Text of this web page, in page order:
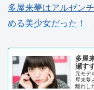
多屋来夢はアルゼン
める美少女だった！
多屋
瀬す
元モデ
屋来夢
離れし